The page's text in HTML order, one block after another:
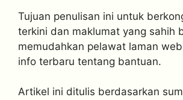
Tujuan penulisan ini untuk
terkini dan maklumat yang sahih
memudahkan pelawat laman
info terbaru tentang bantuan.
Artikel ini ditulis berdasarkan